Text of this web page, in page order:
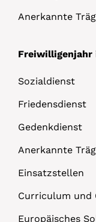
Anerkannte
Freiwilligenjahr
Sozialdienst
Friedensdienst
Gedenkdienst
Anerkannte
Einsatzstellen
Curriculum und
Europäisches